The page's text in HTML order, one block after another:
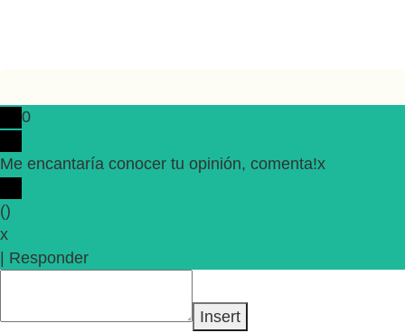
0
Me encantaría conocer tu opinión, comenta!x
()
x
Responder
Insert